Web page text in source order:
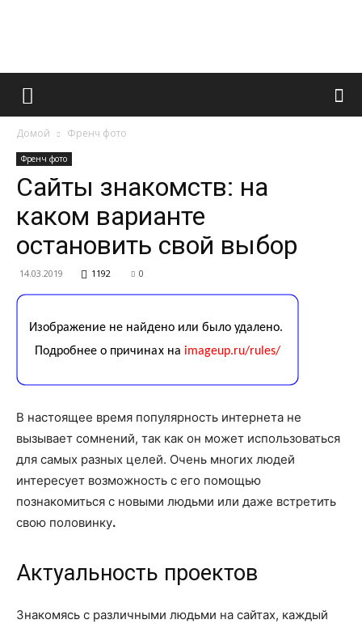
Французский
и
все
нем
Домой Френч фото
Френч фото
Сайты знакомств: на
каком варианте
остановить свой выбор
14.03.2019 1192 0
В настоящее время популярность интернета не
вызывает сомнений, так как он может использоваться
для самых разных целей. Очень многих людей
интересует возможность с его помощью
познакомиться с новыми людьми или даже встретить
свою половинку.
Актуальность проектов
Знакомясь с различными людьми на сайтах, каждый